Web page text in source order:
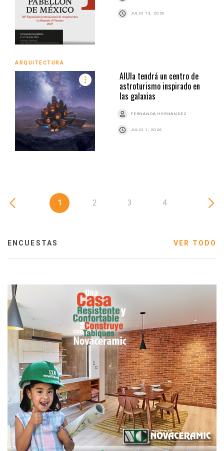
JULIO 13, 2026
ARQUITECTURA
AlUla tendrá un centro de
astroturismo inspirado en
las galaxias
FERNANDA HERNÁNDEZ
JULIO 1, 2026
1 2 3 4
ENCUESTAS VER TODO